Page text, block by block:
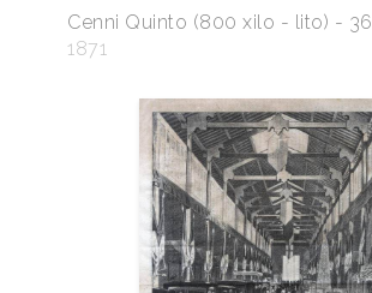
Cenni Quinto (800 xilo - lito) - 36
1871